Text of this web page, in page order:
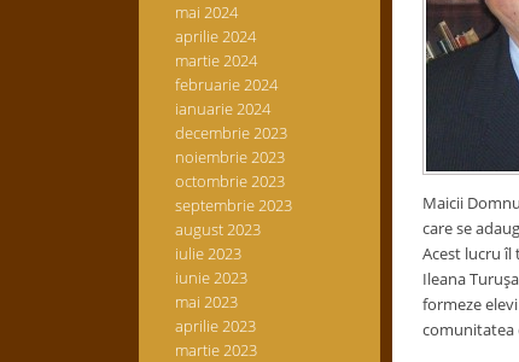
mai 2024
aprilie 2024
martie 2024
februarie 2024
ianuarie 2024
decembrie 2023
noiembrie 2023
octombrie 2023
septembrie 2023
august 2023
iulie 2023
iunie 2023
mai 2023
aprilie 2023
martie 2023
Maicii
care se
Acest lucru îl
Ileana
formeze
comunitatea